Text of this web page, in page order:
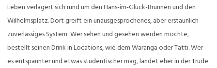
Leben verlagert sich rund um den Hans-im-Glück-Brunnen und den
Wilhelmsplatz. Dort greift ein unausgesprochenes, aber erstaunlich
zuverlässiges System: Wer sehen und gesehen werden möchte,
bestellt seinen Drink in Locations, wie dem Waranga oder Tatti. Wer
es entspannter und etwas studentischer mag, landet eher in der Trude